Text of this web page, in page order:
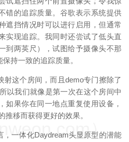
错的追踪质量。谷歌表示系统提供
遮挡情况时可以进行启用，但通常
实现追踪。我同时还尝试了低头直
到两英尺），试图给予摄像头不那
持一致的追踪质量。
射这个房间，而且demo专门擦除了
以我们就像是第一次在这个房间中
如果你在同一地点重复使用设备，
推移而获得更好的效果。
，一体化Daydream头显原型的潜能
）